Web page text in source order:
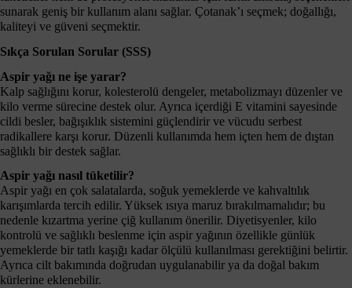
sunarak geniş bir kullanım alanı sağlar. Çotanak’ı seçmek; doğallığı,
kaliteyi ve güveni seçmektir.
Sıkça Sorulan Sorular (SSS)
Aspir yağı ne işe yarar?
Kalp sağlığını korur, kolesterolü dengeler, metabolizmayı düzenler ve
kilo verme sürecine destek olur. Ayrıca içerdiği E vitamini sayesinde
cildi besler, bağışıklık sistemini güçlendirir ve vücudu serbest
radikallere karşı korur. Düzenli kullanımda hem içten hem de dıştan
sağlıklı bir destek sağlar.
Aspir yağı nasıl tüketilir?
Aspir yağı en çok salatalarda, soğuk yemeklerde ve kahvaltılık
karışımlarda tercih edilir. Yüksek ısıya maruz bırakılmamalıdır; bu
nedenle kızartma yerine çiğ kullanım önerilir. Diyetisyenler, kilo
kontrolü ve sağlıklı beslenme için aspir yağının özellikle günlük
yemeklerde bir tatlı kaşığı kadar ölçülü kullanılması gerektiğini belirtir.
Ayrıca cilt bakımında doğrudan uygulanabilir ya da doğal bakım
kürlerine eklenebilir.